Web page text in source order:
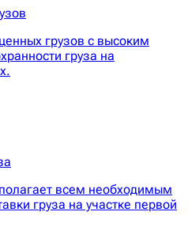
грузов с высоким
груза на
всем необходимым
груза на участке первой